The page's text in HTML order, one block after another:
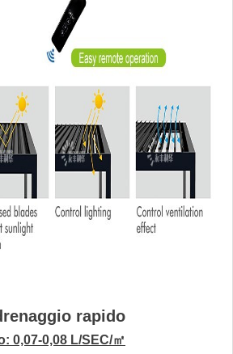
rapido
0,07-0,08 L/SEC/㎡